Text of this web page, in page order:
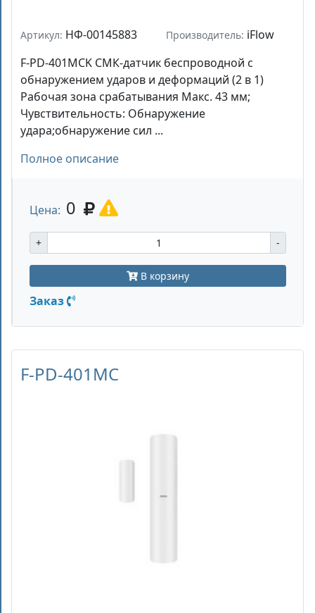
Артикул: НФ-00145883 Производитель: iFlow
F-PD-401MCK СМК-датчик беспроводной с
обнаружением ударов и деформаций (2 в 1)
Рабочая зона срабатывания Макс. 43 мм;
Чувствительность: Обнаружение
удара;обнаружение сил ...
Полное описание
Цена: 0
+ -
В корзину
Заказ
F-PD-401MC